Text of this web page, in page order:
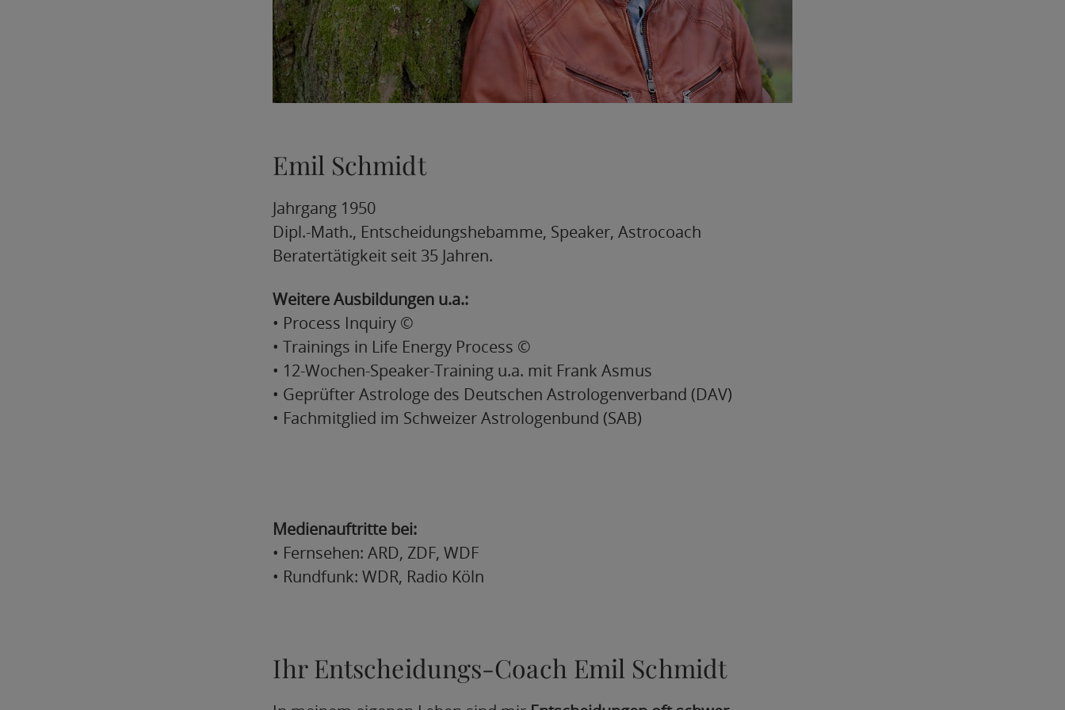
Emil Schmidt
Jahrgang 1950
Dipl.-Math., Entscheidungshebamme, Speaker, Astrocoach
Beratertätigkeit seit 35 Jahren.
Weitere Ausbildungen u.a.:
• Process Inquiry ©
• Trainings in Life Energy Process ©
• 12-Wochen-Speaker-Training u.a. mit Frank Asmus
• Geprüfter Astrologe des Deutschen Astrologenverband (DAV)
• Fachmitglied im Schweizer Astrologenbund (SAB)
Medienauftritte bei:
• Fernsehen: ARD, ZDF, WDF
• Rundfunk: WDR, Radio Köln
Ihr Entscheidungs-Coach Emil Schmidt